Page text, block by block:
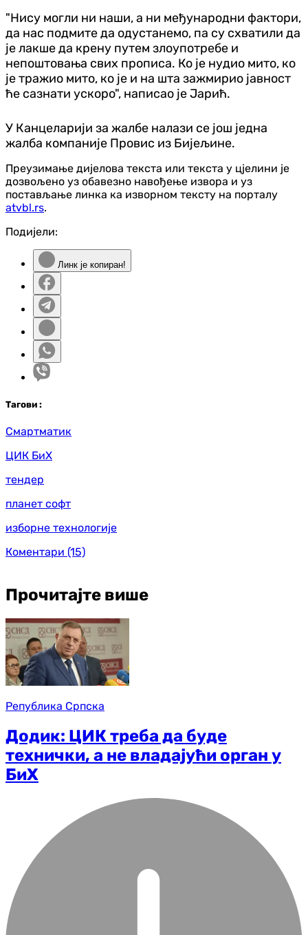
"Нису могли ни наши, а ни међународни фактори,
да нас подмите да одустанемо, па су схватили да
је лакше да крену путем злоупотребе и
непоштовања свих прописа. Ко је нудио мито, ко
је тражио мито, ко је и на шта зажмирио јавност
ће сазнати ускоро", написао је Јарић.
У Канцеларији за жалбе налази се још једна
жалба компаније Провис из Бијељине.
Преузимање дијелова текста или текста у цјелини је
дозвољено уз обавезно навођење извора и уз
постављање линка ка изворном тексту на порталу
atvbl.rs.
Подијели:
Линк је копиран!
Тагови :
Смартматик
ЦИК БиХ
тендер
планет софт
изборне технологије
Коментари (15)
Прочитајте више
Република Српска
Додик: ЦИК треба да буде
технички, а не владајући орган у
БиХ